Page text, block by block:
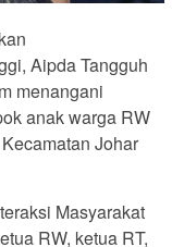
Aipda Tangguh
menangani
anak warga RW
Johar
Masyarakat
RW, ketua RT,